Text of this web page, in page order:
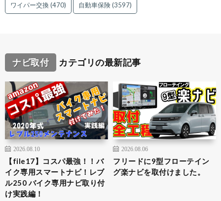
ワイパー交換(470) 自動車保険(3597)
ナビ取付 カテゴリの最新記事
2026.08.10
【file17】コスパ最強！！バ
イク専用スマートナビ！レブ
ル250 バイク専用ナビ取り付
け実践編！
2026.08.06
フリードに9型フローテイン
グ楽ナビを取付けました。